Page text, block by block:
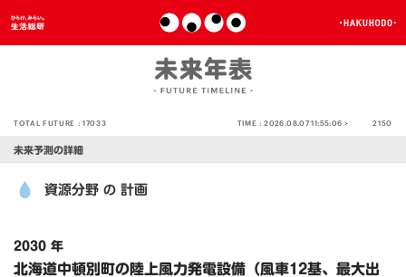
TOTAL FUTURE :17033 TIME :2026.08.07 11:55:06 > 2150
未来予測の詳細
資源分野 の 計画
2030 年
北海道中頓別町の陸上風力発電設備（風車12基、最大出